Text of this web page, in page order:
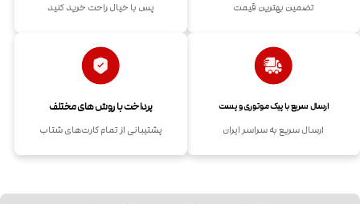
تضمین بهترین قیمت پس با خیال راحت خرید کنید
ارسال سریع با پیک موتوری و پست
ارسال سریع به سراسر ایران
پرداخت با روش های مختلف
پشتیبانی از تمام کارت‌های شتاب